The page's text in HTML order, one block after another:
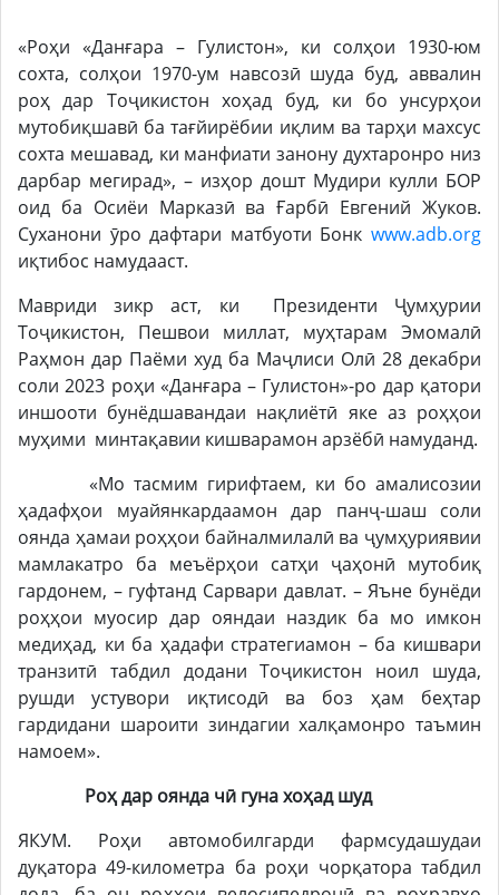
«Роҳи «Данғара – Гулистон», ки солҳои 1930-юм
сохта, солҳои 1970-ум навсозӣ шуда буд, аввалин
роҳ дар Тоҷикистон хоҳад буд, ки бо унсурҳои
мутобиқшавӣ ба тағйирёбии иқлим ва тарҳи махсус
сохта мешавад, ки манфиати занону духтаронро низ
дарбар мегирад», – изҳор дошт Мудири кулли БОР
оид ба Осиёи Марказӣ ва Ғарбӣ Евгений Жуков.
Суханони ӯро дафтари матбуоти Бонк www.adb.org
иқтибос намудааст.
Мавриди зикр аст, ки Президенти Ҷумҳурии
Тоҷикистон, Пешвои миллат, муҳтарам Эмомалӣ
Раҳмон дар Паёми худ ба Маҷлиси Олӣ 28 декабри
соли 2023 роҳи «Данғара – Гулистон»-ро дар қатори
иншооти бунёдшавандаи нақлиётӣ яке аз роҳҳои
муҳими минтақавии кишварамон арзёбӣ намуданд.
«Мо тасмим гирифтаем, ки бо амалисозии
ҳадафҳои муайянкардаамон дар панҷ-шаш соли
оянда ҳамаи роҳҳои байналмилалӣ ва ҷумҳуриявии
мамлакатро ба меъёрҳои сатҳи ҷаҳонӣ мутобиқ
гардонем, – гуфтанд Сарвари давлат. – Яъне бунёди
роҳҳои муосир дар ояндаи наздик ба мо имкон
медиҳад, ки ба ҳадафи стратегиамон – ба кишвари
транзитӣ табдил додани Тоҷикистон ноил шуда,
рушди устувори иқтисодӣ ва боз ҳам беҳтар
гардидани шароити зиндагии халқамонро таъмин
намоем».
Роҳ дар оянда чӣ гуна хоҳад шуд
ЯКУМ. Роҳи автомобилгарди фармсудашудаи
дуқатора 49-километра ба роҳи чорқатора табдил